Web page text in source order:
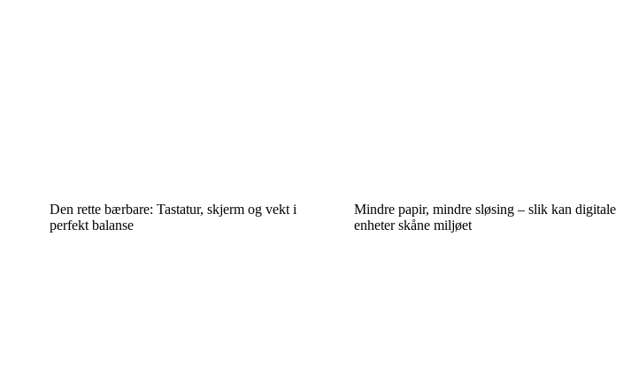
Den rette bærbare: Tastatur, skjerm og vekt i
perfekt balanse
Mindre papir, mindre sløsing – slik kan digitale
enheter skåne miljøet